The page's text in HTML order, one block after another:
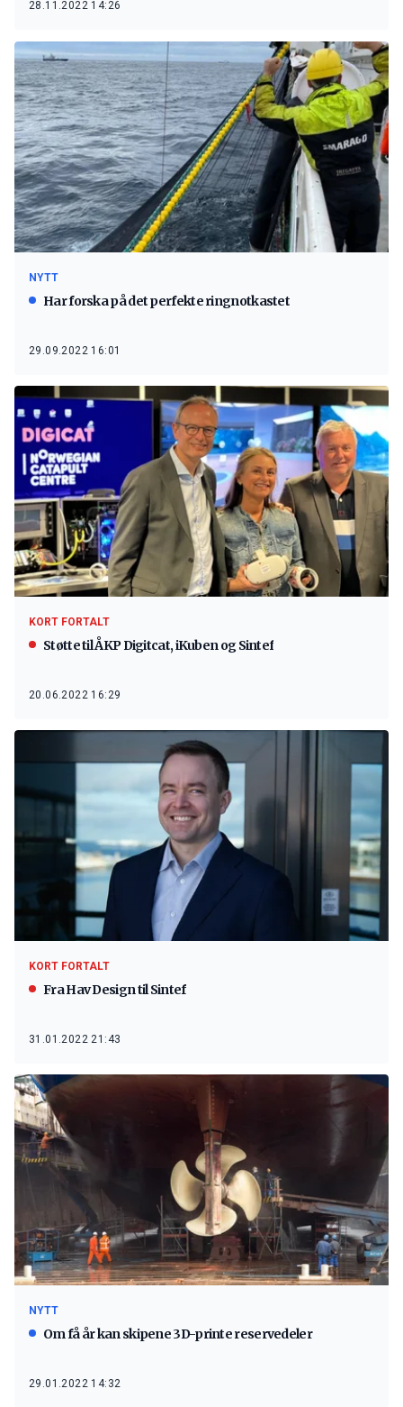
28.11.2022 14:26
NYTT
Har forska på det perfekte ringnotkastet
29.09.2022 16:01
KORT FORTALT
Støtte til ÅKP Digitcat, iKuben og Sintef
20.06.2022 16:29
KORT FORTALT
Fra Hav Design til Sintef
31.01.2022 21:43
NYTT
Om få år kan skipene 3D-printe reservedeler
29.01.2022 14:32